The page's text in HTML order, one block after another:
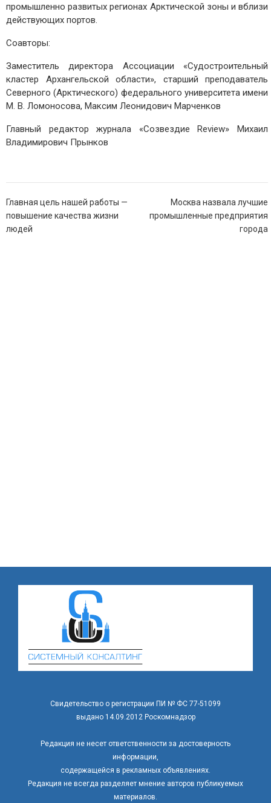
промышленно развитых регионах Арктической зоны и вблизи
действующих портов.
Соавторы:
Заместитель директора Ассоциации «Судостроительный
кластер Архангельской области», старший преподаватель
Северного (Арктического) федерального университета имени
М. В. Ломоносова, Максим Леонидович Марченков
Главный редактор журнала «Созвездие Review» Михаил
Владимирович Прынков
Навигация
по
записям
Главная цель нашей работы —
повышение качества жизни
людей
Москва назвала лучшие
промышленные предприятия
города
Свидетельство о регистрации ПИ № ФС 77-51099
выдано 14.09.2012 Роскомнадзор
Редакция не несет ответственности за достоверность
информации,
содержащейся в рекламных объявлениях.
Редакция не всегда разделяет мнение авторов публикуемых
материалов.